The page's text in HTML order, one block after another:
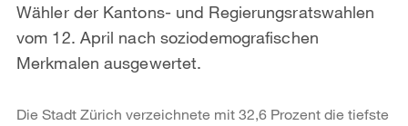
Wähler der Kantons- und Regierungsratswahlen
vom 12. April nach soziodemografischen
Merkmalen ausgewertet.
Die Stadt Zürich verzeichnete mit 32,6 Prozent die tiefste